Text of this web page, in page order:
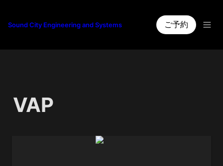
Sound City Engineering and Systems ご予約
VAP
CB-82